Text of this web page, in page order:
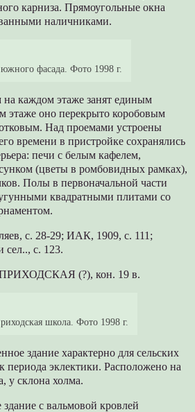
карниза. Прямоугольные окна
наличниками.
фасада. Фото 1998 г.
каждом этаже занят единым
этаже оно перекрыто коробовым
Над проемами устроены
времени в пристройке сохранялись
печи с белым кафелем,
(цветы в ромбовидных рамках),
Полы в первоначальной части
квадратными плитами со
с. 28-29; ИАК, 1909, с. 111;
сел.., с. 123.
(?), кон. 19 в.
школа. Фото 1998 г.
здание характерно для сельских
периода эклектики. Расположено на
у склона холма.
с вальмовой кровлей